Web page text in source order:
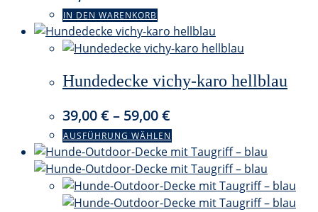
IN DEN WARENKORB
Hundedecke vichy-karo hellblau
39,00€ – 59,00€
AUSFÜHRUNG WÄHLENDieses
Produkt
weist
mehrere
Varianten